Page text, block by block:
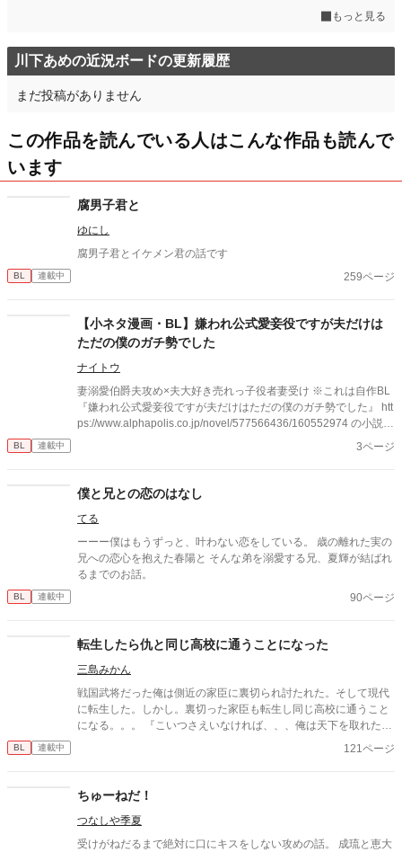
もっと見る
川下あめの近況ボードの更新履歴
まだ投稿がありません
この作品を読んでいる人はこんな作品も読んで
います
腐男子君と
ゆにし
腐男子君とイケメン君の話です
BL 連載中 259ページ
【小ネタ漫画・BL】嫌われ公式愛妾役ですが夫だけは
ただの僕のガチ勢でした
ナイトウ
妻溺愛伯爵夫攻め×夫大好き売れっ子役者妻受け ※これは自作BL
『嫌われ公式愛妾役ですが夫だけはただの僕のガチ勢でした』 htt
ps://www.alphapolis.co.jp/novel/577566436/160552974 の小説に
BL 連載中 3ページ
僕と兄との恋のはなし
てる
ーーー僕はもうずっと、叶わない恋をしている。 歳の離れた実の
兄への恋心を抱えた春陽と そんな弟を溺愛する兄、夏輝が結ばれ
るまでのお話。
BL 連載中 90ページ
転生したら仇と同じ高校に通うことになった
三島みかん
戦国武将だった俺は側近の家臣に裏切られ討たれた。そして現代
に転生した。しかし。裏切った家臣も転生し同じ高校に通うこと
になる。。。 『こいつさえいなければ、、、俺は天下を取れたの
に』 同じ時代に転生してしまった不運に悩む日々 なぜお前は俺を
BL 連載中 121ページ
ちゅーねだ！
つなしや季夏
受けがねだるまで絶対に口にキスをしない攻めの話。 成琉と恵大